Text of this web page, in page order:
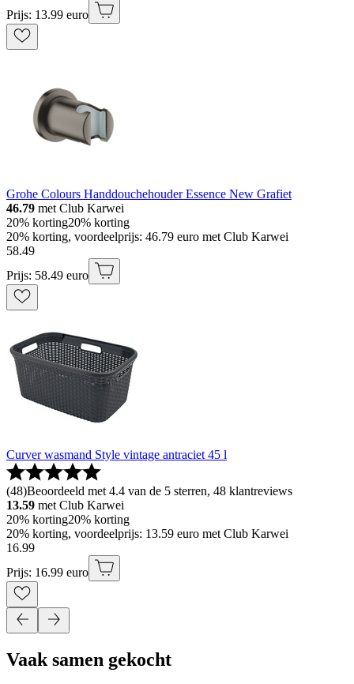
Prijs: 13.99 euro
Grohe Colours Handdouchehouder Essence New Grafiet
46.79 met Club Karwei
20% korting20% korting
20% korting, voordeelprijs: 46.79 euro met Club Karwei
58.49
Prijs: 58.49 euro
Curver wasmand Style vintage antraciet 45 l
(48)Beoordeeld met 4.4 van de 5 sterren, 48 klantreviews
13.59 met Club Karwei
20% korting20% korting
20% korting, voordeelprijs: 13.59 euro met Club Karwei
16.99
Prijs: 16.99 euro
Vaak samen gekocht